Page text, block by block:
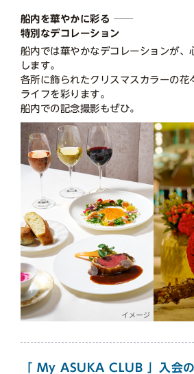
船内を華やかに彩る ──
特別なデコレーション
船内では華やかなデコレーションが、
します。
各所に飾られたクリスマスカラーの花
ライフを彩ります。
船内での記念撮影もぜひ。
「 My ASUKA CLUB 」入会